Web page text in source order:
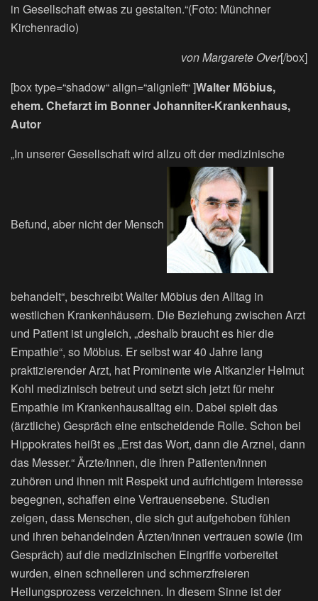
in Gesellschaft etwas zu gestalten.“(Foto: Münchner
Kirchenradio)
von Margarete Over[/box]
[box type=“shadow“ align=“alignleft“ ]Walter Möbius,
ehem. Chefarzt im Bonner Johanniter-Krankenhaus,
Autor
„In unserer Gesellschaft wird allzu oft der medizinische
Befund, aber nicht der Mensch
behandelt“, beschreibt Walter Möbius den Alltag in
westlichen Krankenhäusern. Die Beziehung zwischen Arzt
und Patient ist ungleich, „deshalb braucht es hier die
Empathie“, so Möbius. Er selbst war 40 Jahre lang
praktizierender Arzt, hat Prominente wie Altkanzler Helmut
Kohl medizinisch betreut und setzt sich jetzt für mehr
Empathie im Krankenhausalltag ein. Dabei spielt das
(ärztliche) Gespräch eine entscheidende Rolle. Schon bei
Hippokrates heißt es „Erst das Wort, dann die Arznei, dann
das Messer.“ Ärzte/innen, die ihren Patienten/innen
zuhören und ihnen mit Respekt und aufrichtigem Interesse
begegnen, schaffen eine Vertrauensebene. Studien
zeigen, dass Menschen, die sich gut aufgehoben fühlen
und ihren behandelnden Ärzten/innen vertrauen sowie (im
Gespräch) auf die medizinischen Eingriffe vorbereitet
wurden, einen schnelleren und schmerzfreieren
Heilungsprozess verzeichnen. In diesem Sinne ist der